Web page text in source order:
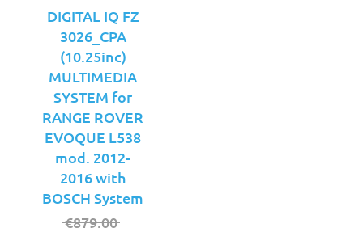
DIGITAL IQ FZ
3026_CPA
(10.25inc)
MULTIMEDIA
SYSTEM for
RANGE ROVER
EVOQUE L538
mod. 2012-
2016 with
BOSCH System
€879.00